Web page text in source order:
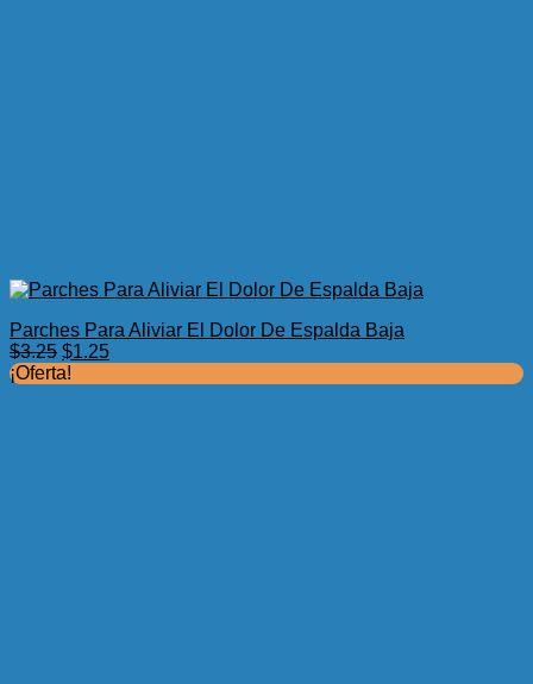
Parches Para Aliviar El Dolor De Espalda Baja
$3.25 El
precio
$1.25El
¡Oferta!